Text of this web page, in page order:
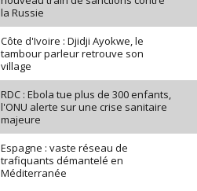
la Russie
Côte d'Ivoire : Djidji Ayokwe, le
tambour parleur retrouve son
village
RDC : Ebola tue plus de 300 enfants,
l'ONU alerte sur une crise sanitaire
majeure
Espagne : vaste réseau de
trafiquants démantelé en
Méditerranée